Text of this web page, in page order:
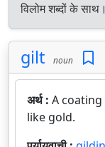
विलोम शब्दों के साथ।
gilt noun
अर्थ : A
like gold.